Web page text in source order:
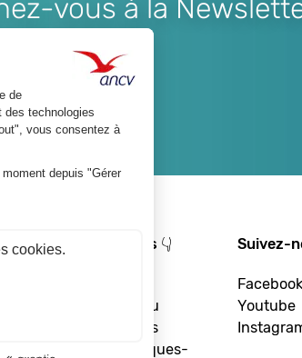
vous à la
A propos 👇
Le réseau
Les actus
Les Chèques-
Suivez-
Facebook
Youtube